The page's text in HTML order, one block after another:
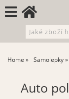
Home Samolepky
Auto